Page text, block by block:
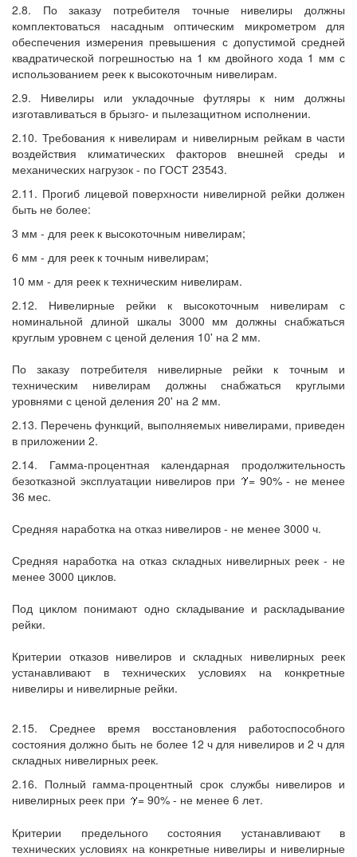
2.8. По заказу потребителя точные нивелиры должны
комплектоваться насадным оптическим микрометром для
обеспечения измерения превышения с допустимой средней
квадратической погрешностью на 1 км двойного хода 1 мм с
использованием реек к высокоточным нивелирам.
2.9. Нивелиры или укладочные футляры к ним должны
изготавливаться в брызго- и пылезащитном исполнении.
2.10. Требования к нивелирам и нивелирным рейкам в части
воздействия климатических факторов внешней среды и
механических нагрузок - по ГОСТ 23543.
2.11. Прогиб лицевой поверхности нивелирной рейки должен
быть не более:
3 мм - для реек к высокоточным нивелирам;
6 мм - для реек к точным нивелирам;
10 мм - для реек к техническим нивелирам.
2.12. Нивелирные рейки к высокоточным нивелирам с
номинальной длиной шкалы 3000 мм должны снабжаться
круглым уровнем с ценой деления 10' на 2 мм.
По заказу потребителя нивелирные рейки к точным и
техническим нивелирам должны снабжаться круглыми
уровнями с ценой деления 20' на 2 мм.
2.13. Перечень функций, выполняемых нивелирами, приведен
в приложении 2.
2.14. Гамма-процентная календарная продолжительность
безотказной эксплуатации нивелиров при
= 90% - не менее
36 мес.
Средняя наработка на отказ нивелиров - не менее 3000 ч.
Средняя наработка на отказ складных нивелирных реек - не
менее 3000 циклов.
Под циклом понимают одно складывание и раскладывание
рейки.
Критерии отказов нивелиров и складных нивелирных реек
устанавливают в технических условиях на конкретные
нивелиры и нивелирные рейки.
2.15. Среднее время восстановления работоспособного
состояния должно быть не более 12 ч для нивелиров и 2 ч для
складных нивелирных реек.
2.16. Полный гамма-процентный срок службы нивелиров и
нивелирных реек при
= 90% - не менее 6 лет.
Критерии предельного состояния устанавливают в
технических условиях на конкретные нивелиры и нивелирные